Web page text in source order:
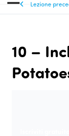
Lezione
10 –